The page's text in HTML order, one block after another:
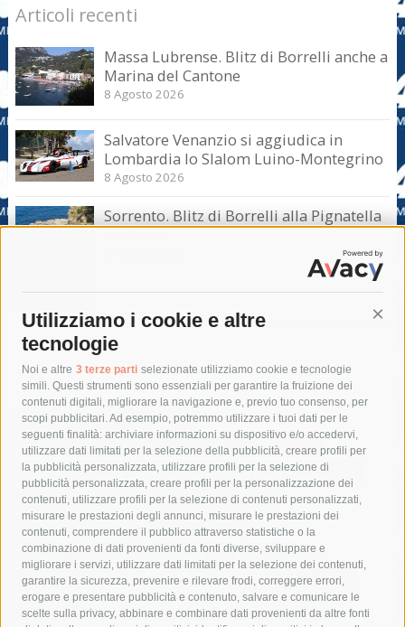
Utilizziamo i cookie e altre
tecnologie
Noi e altre 3 terze parti selezionate utilizziamo cookie e tecnologie
simili. Questi strumenti sono essenziali per garantire la fruizione dei
contenuti digitali, migliorare la navigazione e, previo tuo consenso, per
scopi pubblicitari. Ad esempio, potremmo utilizzare i tuoi dati per le
seguenti finalità: archiviare informazioni su dispositivo e/o accedervi,
utilizzare dati limitati per la selezione della pubblicità, creare profili per
la pubblicità personalizzata, utilizzare profili per la selezione di
pubblicità personalizzata, creare profili per la personalizzazione dei
contenuti, utilizzare profili per la selezione di contenuti personalizzati,
misurare le prestazioni degli annunci, misurare le prestazioni dei
contenuti, comprendere il pubblico attraverso statistiche o la
combinazione di dati provenienti da fonti diverse, sviluppare e
migliorare i servizi, utilizzare dati limitati per la selezione dei contenuti,
garantire la sicurezza, prevenire e rilevare frodi, correggere errori,
erogare e presentare pubblicità e contenuto, salvare e comunicare le
scelte sulla privacy, abbinare e combinare dati provenienti da altre fonti
Articoli recenti
Massa Lubrense. Blitz di Borrelli anche a
Marina del Cantone
8 Agosto 2026
Salvatore Venanzio si aggiudica in
Lombardia lo Slalom Luino-Montegrino
8 Agosto 2026
Sorrento. Blitz di Borrelli alla Pignatella
– video –
Tag
acqua allerta meteo
anas
area marina protetta di punta campanella
arresto
Asl Napoli 3 sud
capitaneria di porto capri
carabinieri
castellammare di stabia
circumvesuviana
comune di sorrento
concerto
contagi
costiera amalfitana
covid-19 eav
elezioni
fondazione sorrento
gori guardia costiera
incidente
lavori
lorenzo balducelli mare massa lubrense